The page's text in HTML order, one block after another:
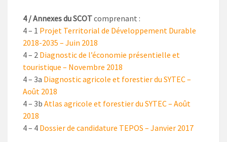
4 / Annexes du SCOTcomprenant :
4 – 1 Projet Territorial de Développement Durable
2018-2035 – Juin 2018
4 – 2 Diagnostic de l’économie présentielle et
touristique – Novembre 2018
4 – 3a Diagnostic agricole et forestier du SYTEC –
Août 2018
4 – 3b Atlas agricole et forestier du SYTEC – Août
2018
4 – 4 Dossier de candidature TEPOS – Janvier 2017